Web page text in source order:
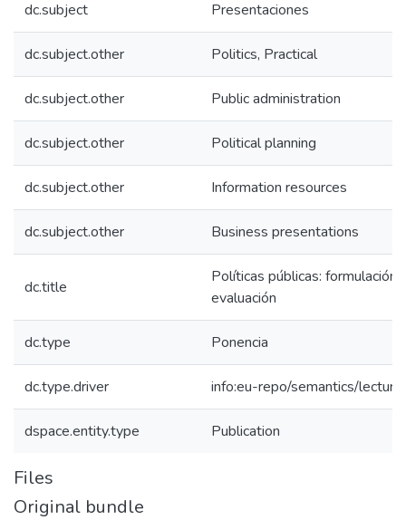
dc.subject Presentaciones
dc.subject.other Politics, Practical
dc.subject.other Public administration
dc.subject.other Political planning
dc.subject.other Information resources
dc.subject.other Business presentations
dc.title
Políticas públicas: formulación
evaluación
dc.type Ponencia
dc.type.driver info:eu-repo/semantics/lecture
dspace.entity.type Publication
Files
Original bundle